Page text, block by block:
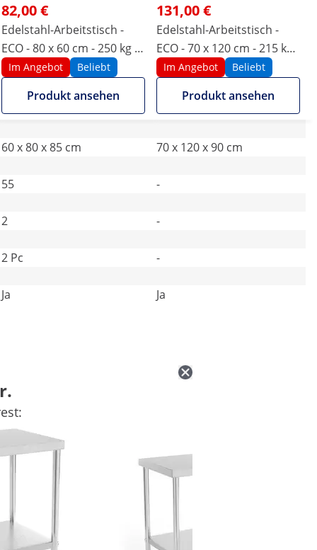
82,00 €
Edelstahl-Arbeitstisch -
ECO - 80 x 60 cm - 250 kg -
Royal Catering
Im Angebot Beliebt
Produkt ansehen
131,00 €
Edelstahl-Arbeitstisch -
ECO - 70 x 120 cm - 215 kg -
klappbar - Royal Catering
Im Angebot Beliebt
Produkt ansehen
60 x 80 x 85 cm
70 x 120 x 90 cm
55
-
2
-
2 Pc
-
Ja
Ja